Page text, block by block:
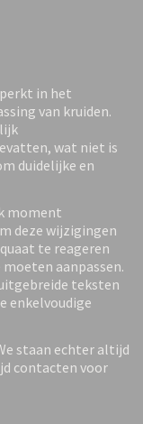
in het
van kruiden.
wat niet is
duidelijke en
moment
deze wijzigingen
te reageren
aanpassen.
teksten
enkelvoudige
staan echter altijd
contacten voor